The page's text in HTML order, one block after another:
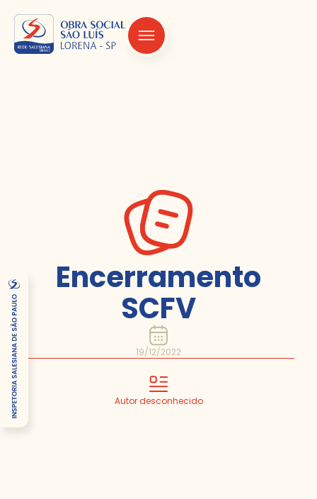
Encerramento
SCFV
19/12/2022
Autor desconhecido